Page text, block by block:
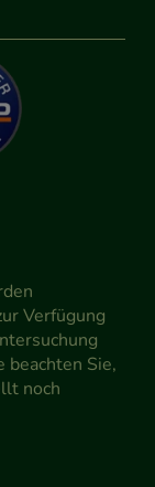
Verfügung
beachten Sie,
noch